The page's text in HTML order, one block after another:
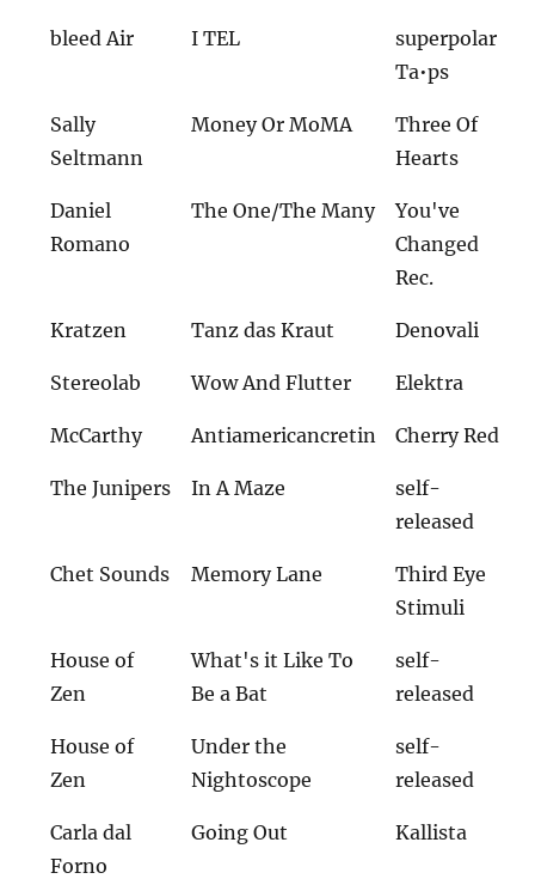
bleed Air I TEL
superpolar
Ta•ps
Sally
Seltmann
Money Or MoMA
Three Of
Hearts
Daniel
Romano
The One/The Many
You've
Changed
Rec.
Kratzen Tanz das Kraut Denovali
Stereolab Wow And Flutter Elektra
McCarthy Antiamericancretin Cherry Red
The Junipers In A Maze
self-
released
Chet Sounds Memory Lane
Third Eye
Stimuli
House of
Zen
What's it Like To
Be a Bat
self-
released
House of
Zen
Under the
Nightoscope
self-
released
Carla dal
Forno
Going Out Kallista